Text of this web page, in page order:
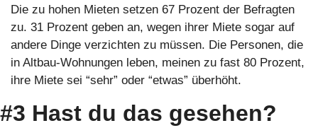
Die zu hohen Mieten setzen 67 Prozent der Befragten
zu. 31 Prozent geben an, wegen ihrer Miete sogar auf
andere Dinge verzichten zu müssen. Die Personen, die
in Altbau-Wohnungen leben, meinen zu fast 80 Prozent,
ihre Miete sei “sehr” oder “etwas” überhöht.
#3 Hast du das gesehen?